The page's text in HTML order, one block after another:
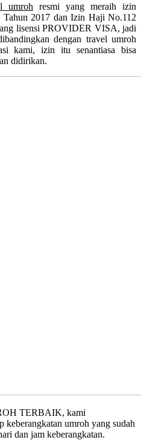
umroh resmi yang meraih izin
2017 dan Izin Haji No.112
lisensi PROVIDER VISA, jadi
dengan travel umroh
kami, izin itu senantiasa bisa
didirikan.
TERBAIK, kami
keberangkatan umroh yang sudah
dan jam keberangkatan.